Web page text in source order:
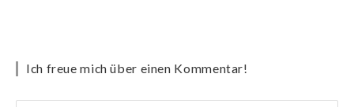
Ich freue mich über einen Kommentar!